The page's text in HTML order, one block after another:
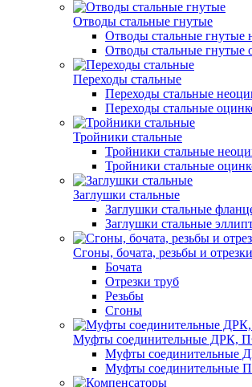
Отводы стальные гнутые
Отводы стальные гнутые
Отводы стальные гнутые
Переходы стальные
Переходы стальные
Переходы стальные
Тройники стальные
Тройники стальные
Тройники стальные
Заглушки стальные
Заглушки стальные
Заглушки стальные
Сгоны, бочата, резьбы и
Бочата
Отрезки труб
Резьбы
Сгоны
Муфты соединительные ДРК,
Муфты соединительные
Муфты соединительные